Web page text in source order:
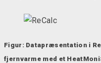
Figur: Datapræsentation i
fjernvarme med et